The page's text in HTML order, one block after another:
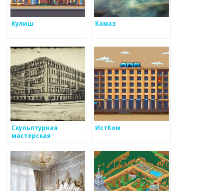
Кулиш Камаз
Скульптурная
мастерская
ИстКом